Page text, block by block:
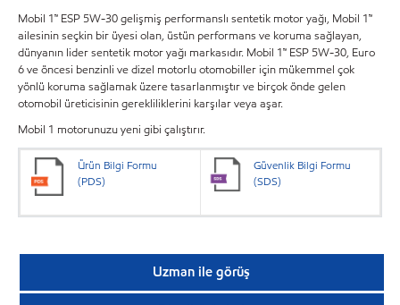
Mobil 1™ ESP 5W-30 gelişmiş performanslı sentetik motor yağı, Mobil 1™
ailesinin seçkin bir üyesi olan, üstün performans ve koruma sağlayan,
dünyanın lider sentetik motor yağı markasıdır. Mobil 1™ ESP 5W-30, Euro
6 ve öncesi benzinli ve dizel motorlu otomobiller için mükemmel çok
yönlü koruma sağlamak üzere tasarlanmıştır ve birçok önde gelen
otomobil üreticisinin gerekliliklerini karşılar veya aşar.
Mobil 1 motorunuzu yeni gibi çalıştırır.
Ürün Bilgi Formu
(PDS)
Güvenlik Bilgi Formu
(SDS)
Uzman ile görüş